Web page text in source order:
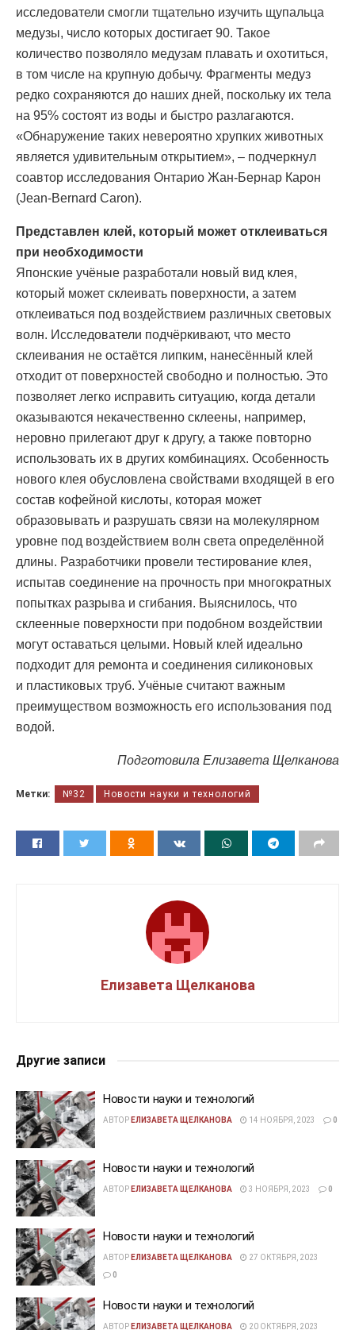
исследователи смогли тщательно изучить щупальца
медузы, число которых достигает 90. Такое
количество позволяло медузам плавать и охотиться,
в том числе на крупную добычу. Фрагменты медуз
редко сохраняются до наших дней, поскольку их тела
на 95% состоят из воды и быстро разлагаются.
«Обнаружение таких невероятно хрупких животных
является удивительным открытием», – подчеркнул
соавтор исследования Онтарио Жан-Бернар Карон
(Jean-Bernard Caron).
Представлен клей, который может отклеиваться
при необходимости
Японские учёные разработали новый вид клея,
который может склеивать поверхности, а затем
отклеиваться под воздействием различных световых
волн. Исследователи подчёркивают, что место
склеивания не остаётся липким, нанесённый клей
отходит от поверхностей свободно и полностью. Это
позволяет легко исправить ситуацию, когда детали
оказываются некачественно склеены, например,
неровно прилегают друг к другу, а также повторно
использовать их в других комбинациях. Особенность
нового клея обусловлена свойствами входящей в его
состав кофейной кислоты, которая может
образовывать и разрушать связи на молекулярном
уровне под воздействием волн света определённой
длины. Разработчики провели тестирование клея,
испытав соединение на прочность при многократных
попытках разрыва и сгибания. Выяснилось, что
склеенные поверхности при подобном воздействии
могут оставаться целыми. Новый клей идеально
подходит для ремонта и соединения силиконовых
и пластиковых труб. Учёные считают важным
преимуществом возможность его использования под
водой.
Подготовила Елизавета Щелканова
Метки: №32 Новости науки и технологий
Елизавета Щелканова
Другие записи
Новости науки и технологий
АВТОР ЕЛИЗАВЕТА ЩЕЛКАНОВА 14 НОЯБРЯ, 2023 0
Новости науки и технологий
АВТОР ЕЛИЗАВЕТА ЩЕЛКАНОВА 3 НОЯБРЯ, 2023 0
Новости науки и технологий
АВТОР ЕЛИЗАВЕТА ЩЕЛКАНОВА
27 ОКТЯБРЯ, 2023
0
Новости науки и технологий
АВТОР ЕЛИЗАВЕТА ЩЕЛКАНОВА 20 ОКТЯБРЯ, 2023